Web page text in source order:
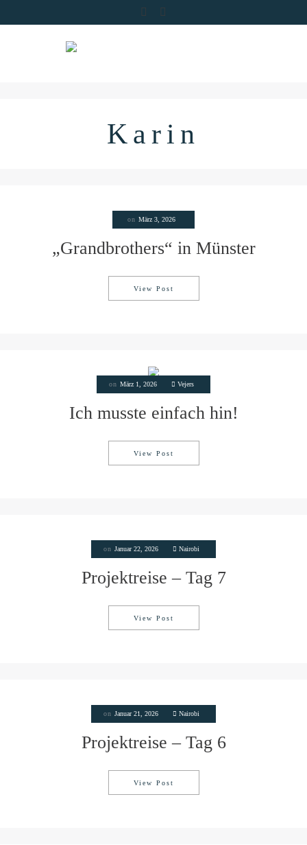
to
Karin
on März 3, 2026
„Grandbrothers“ in Münster
View Post
on März 1, 2026 Vejers
Ich musste einfach hin!
View Post
on Januar 22, 2026 Nairobi
Projektreise – Tag 7
View Post
on Januar 21, 2026 Nairobi
Projektreise – Tag 6
View Post